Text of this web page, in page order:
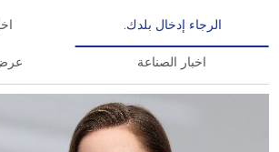
الرجاء إدخال بلدك.
اخبار الصناعة